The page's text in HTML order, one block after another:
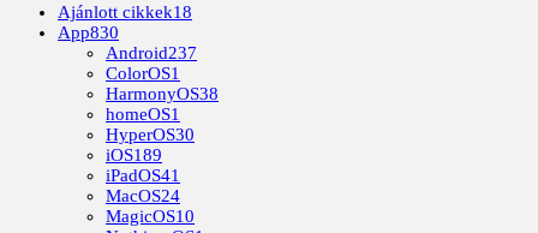
Ajánlott cikkek18
App830
Android237
ColorOS1
HarmonyOS38
homeOS1
HyperOS30
iOS189
iPadOS41
MacOS24
MagicOS10